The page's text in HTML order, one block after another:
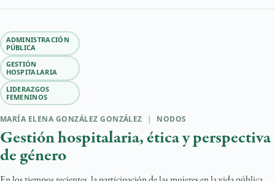
ADMINISTRACIÓN
PÚBLICA
GESTIÓN
HOSPITALARIA
LIDERAZGOS
FEMENINOS
MARÍA ELENA GONZÁLEZ GONZÁLEZ | NODOS
Gestión hospitalaria, ética y perspectiva
de género